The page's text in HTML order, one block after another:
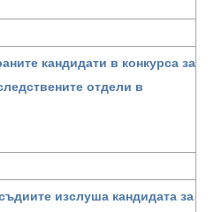
кандидати в конкурса за
отдели в
изслуша кандидата за